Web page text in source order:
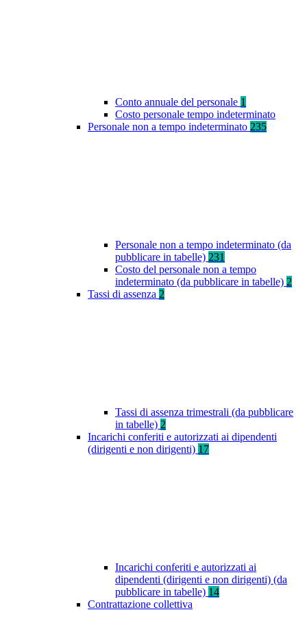
Conto annuale del personale 1
Costo personale tempo indeterminato
Personale non a tempo indeterminato 235
Personale non a tempo indeterminato (da
pubblicare in tabelle) 231
Costo del personale non a tempo
indeterminato (da pubblicare in tabelle) 2
Tassi di assenza 2
Tassi di assenza trimestrali (da pubblicare
in tabelle) 2
Incarichi conferiti e autorizzati ai dipendenti
(dirigenti e non dirigenti) 17
Incarichi conferiti e autorizzati ai
dipendenti (dirigenti e non dirigenti) (da
pubblicare in tabelle) 14
Contrattazione collettiva